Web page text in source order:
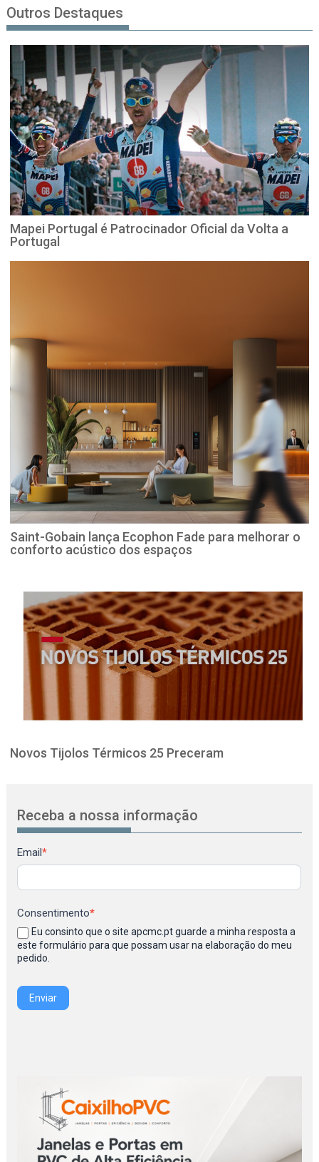
Outros Destaques
Mapei Portugal é Patrocinador Oficial da Volta a
Portugal
Saint-Gobain lança Ecophon Fade para melhorar o
conforto acústico dos espaços
Novos Tijolos Térmicos 25 Preceram
Receba a nossa informação
Newsletter
Email*
Consentimento*
Eu consinto que o site apcmc.pt guarde a minha resposta a
este formulário para que possam usar na elaboração do meu
pedido.
Enviar